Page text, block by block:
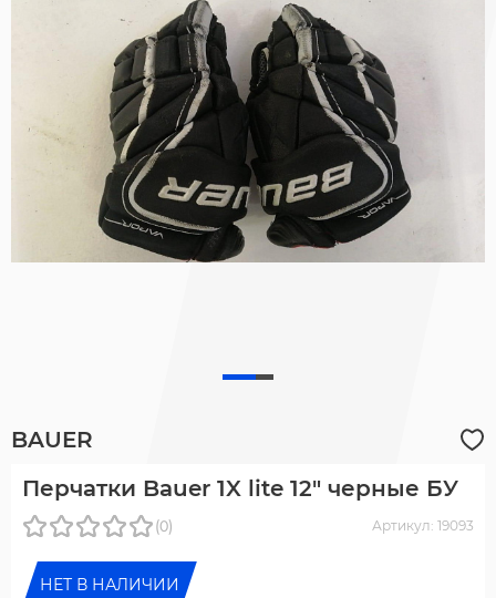
BAUER
Перчатки Bauer 1X lite 12" черные БУ
(0) Артикул: 19093
НЕТ В НАЛИЧИИ